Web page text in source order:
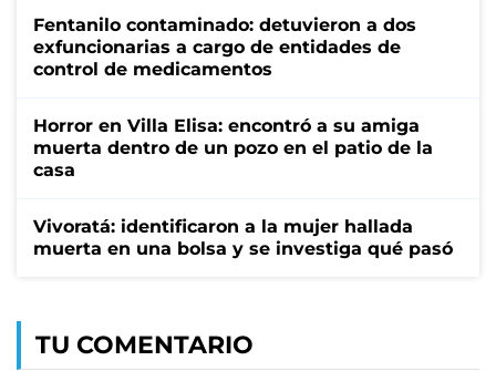
Fentanilo contaminado: detuvieron a dos
exfuncionarias a cargo de entidades de
control de medicamentos
Horror en Villa Elisa: encontró a su amiga
muerta dentro de un pozo en el patio de la
casa
Vivoratá: identificaron a la mujer hallada
muerta en una bolsa y se investiga qué pasó
TU COMENTARIO